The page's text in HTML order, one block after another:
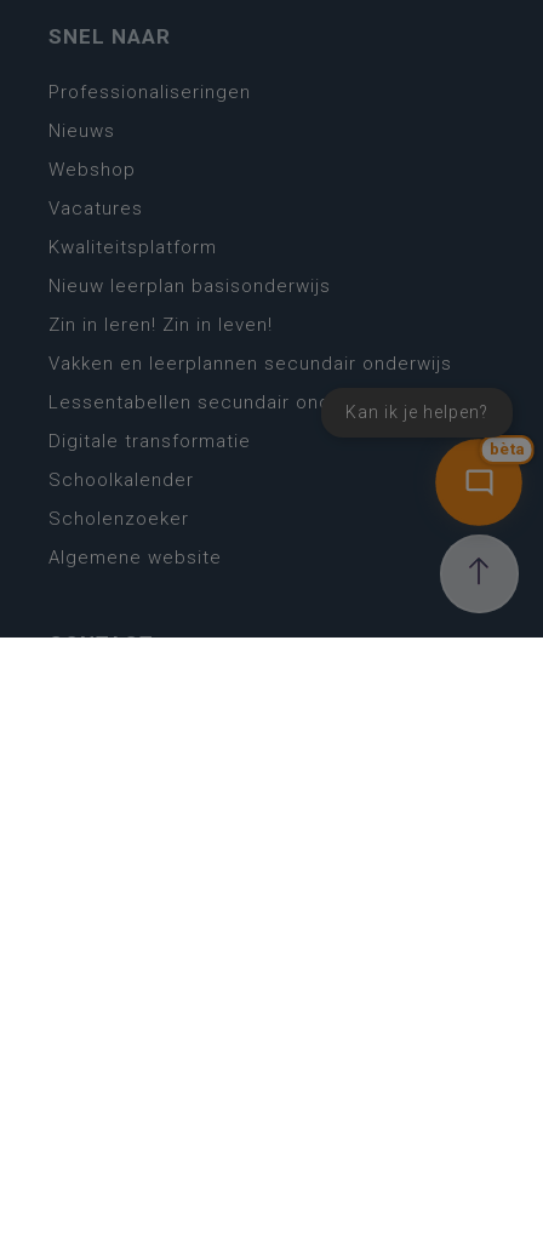
bèta
Kan ik je helpen?
SNEL NAAR
Professionaliseringen
Nieuws
Webshop
Vacatures
Kwaliteitsplatform
Nieuw leerplan basisonderwijs
Zin in leren! Zin in leven!
Vakken en leerplannen secundair onderwijs
Lessentabellen secundair onderwijs
Digitale transformatie
Schoolkalender
Scholenzoeker
Algemene website
CONTACT